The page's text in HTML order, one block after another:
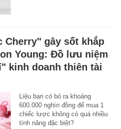
gây sốt khắp
Young: Đồ lưu niệm
kinh doanh thiên tài
Liệu bạn có bỏ ra khoảng
600.000 nghìn đồng để mua 1
chiếc lược không có quá nhiều
tính năng đặc biệt?